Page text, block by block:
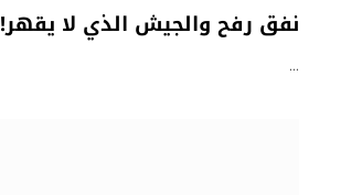
نفق رفح والجيش الذي لا يقهر!
…